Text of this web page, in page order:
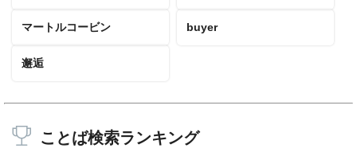
マートルコービン buyer
邂逅
ことば検索ランキング